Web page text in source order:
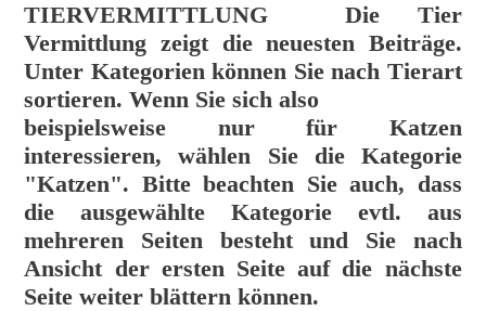
TIERVERMITTLUNG Die Tier
Vermittlung zeigt die neuesten Beiträge.
Unter Kategorien können Sie nach Tierart
sortieren. Wenn Sie sich also
beispielsweise nur für Katzen
interessieren, wählen Sie die Kategorie
"Katzen". Bitte beachten Sie auch, dass
die ausgewählte Kategorie evtl. aus
mehreren Seiten besteht und Sie nach
Ansicht der ersten Seite auf die nächste
Seite weiter blättern können.